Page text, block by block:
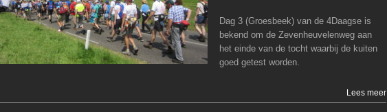
Evenement Wandelen
Dag 3 (Groesbeek) van de 4Daagse is
bekend om de Zevenheuvelenweg aan
het einde van de tocht waarbij de kuiten
goed getest worden.
Lees meer